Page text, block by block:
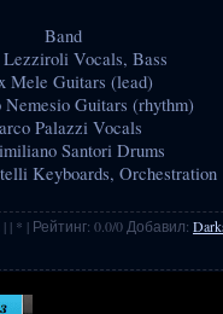
Band
Lezziroli Vocals, Bass
Mele Guitars (lead)
Nemesio Guitars (rhythm)
Palazzi Vocals
Santori Drums
Keyboards, Orchestration
| | * | Рейтинг: 0.0/0 Добавил: